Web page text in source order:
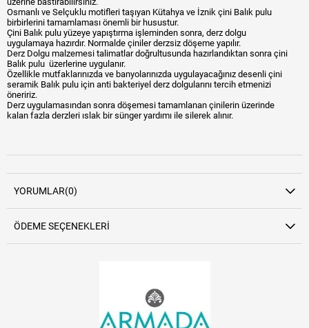
Osmanlı ve Selçuklu motifleri taşıyan Kütahya ve İznik çini Balık pulu
birbirlerini tamamlaması önemli bir husustur.
Çini Balık pulu yüzeye yapıştırma işleminden sonra, derz dolgu
uygulamaya hazırdır. Normalde çiniler derzsiz döşeme yapılır.
Derz Dolgu malzemesi talimatlar doğrultusunda hazırlandıktan sonra çini
Balık pulu üzerlerine uygulanır.
Özellikle mutfaklarınızda ve banyolarınızda uygulayacağınız desenli çini
seramik Balık pulu için anti bakteriyel derz dolgularını tercih etmenizi
öneririz.
Derz uygulamasından sonra döşemesi tamamlanan çinilerin üzerinde
kalan fazla derzleri ıslak bir sünger yardımı ile silerek alınır.
YORUMLAR(0)
ÖDEME SEÇENEKLERI